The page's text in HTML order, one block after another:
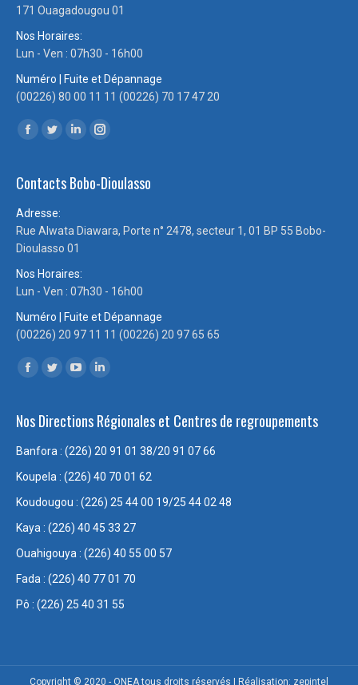
171 Ouagadougou 01
Nos Horaires:
Lun - Ven : 07h30 - 16h00
Numéro | Fuite et Dépannage
(00226) 80 00 11 11 (00226) 70 17 47 20
Trouvez nous sur :
Facebook
opens
new
window
Twitter
opens
new
window
LinkedIn
opens
window
Instagram
opens
Contacts Bobo-Dioulasso
Adresse:
Rue Alwata Diawara, Porte n° 2478, secteur 1, 01 BP 55 Bobo-
Dioulasso 01
Nos Horaires:
Lun - Ven : 07h30 - 16h00
Numéro | Fuite et Dépannage
(00226) 20 97 11 11 (00226) 20 97 65 65
Trouvez nous sur :
Facebook
opens
new
window
Twitter
opens
new
window
YouTube
opens
new
window
LinkedIn
opens
new
window
Nos Directions Régionales et Centres de regroupements
Banfora : (226) 20 91 01 38/20 91 07 66
Koupela : (226) 40 70 01 62
Koudougou : (226) 25 44 00 19/25 44 02 48
Kaya : (226) 40 45 33 27
Ouahigouya : (226) 40 55 00 57
Fada : (226) 40 77 01 70
Pô : (226) 25 40 31 55
Copyright © 2020 - ONEA tous droits réservés | Réalisation: zepintel